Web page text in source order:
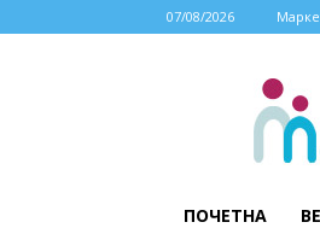
07/08/2026
МАЈКА
ДЕТЕ
ПОЧЕТНА